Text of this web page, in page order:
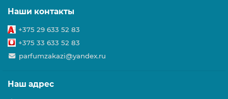
Наши контакты
+375 29 633 52 83
+375 33 633 52 83
parfumzakazi@yandex.ru
Наш адрес